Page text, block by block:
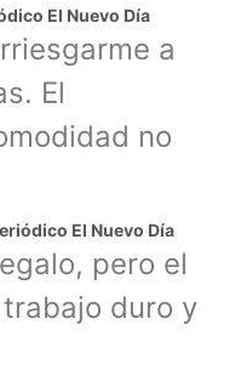
El Nuevo Día
a
El
no
El Nuevo Día
pero el
duro y